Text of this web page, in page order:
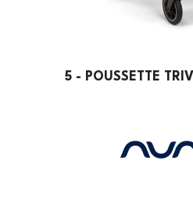
5 - POUSSETTE